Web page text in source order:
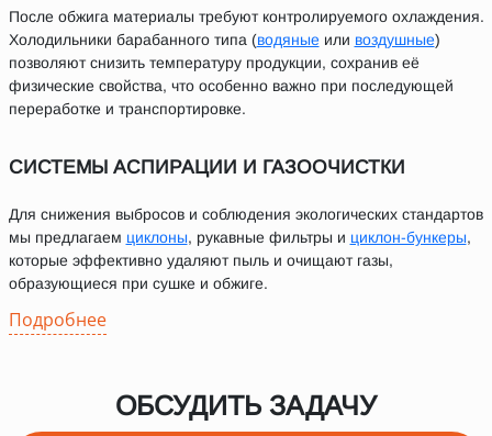
После обжига материалы требуют контролируемого охлаждения.
Холодильники барабанного типа (водяные или воздушные)
позволяют снизить температуру продукции, сохранив её
физические свойства, что особенно важно при последующей
переработке и транспортировке.
СИСТЕМЫ АСПИРАЦИИ И ГАЗООЧИСТКИ
Для снижения выбросов и соблюдения экологических стандартов
мы предлагаем циклоны, рукавные фильтры и циклон-бункеры,
которые эффективно удаляют пыль и очищают газы,
образующиеся при сушке и обжиге.
Подробнее
ОБСУДИТЬ ЗАДАЧУ